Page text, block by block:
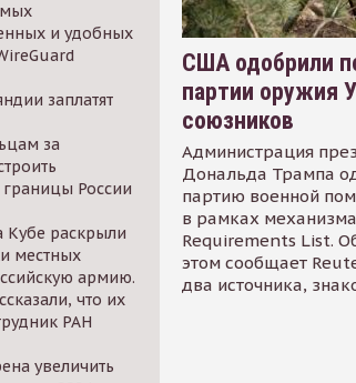
и удобных
заплатят
за
границы России
Кубе раскрыли
местных
армию.
что их
РАН
увеличить
США одобрили
партии оружия
союзников
Администрация
Дональда Трампа
партию военной
в рамках
Requirements List.
этом сообщает
два источника,